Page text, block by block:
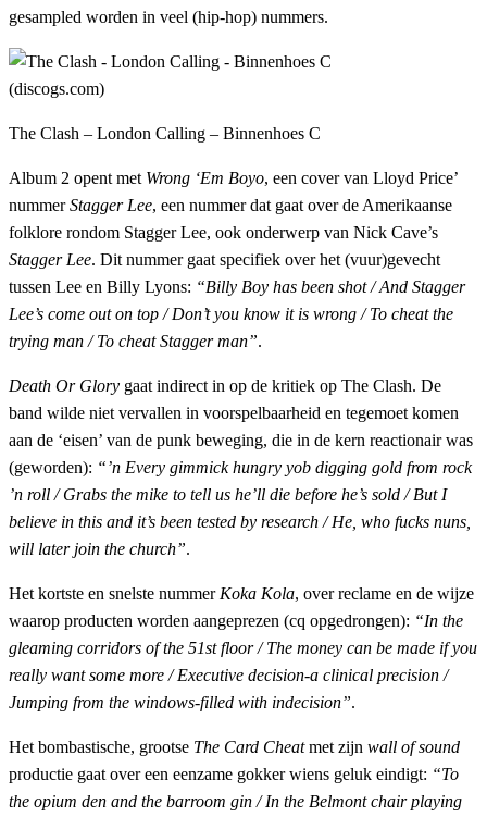
gesampled worden in veel (hip-hop) nummers.
The Clash – London Calling – Binnenhoes C
Album 2 opent met Wrong ‘Em Boyo, een cover van Lloyd Price’
nummerStagger Lee, een nummer dat gaat over de Amerikaanse
folklore rondom Stagger Lee, ook onderwerp van Nick Cave’s
Stagger Lee. Dit nummer gaat specifiek over het (vuur)gevecht
tussen Lee en Billy Lyons: “Billy Boy has been shot / And Stagger
Lee’s come out on top / Don’t you know it is wrong / To cheat the
trying man / To cheat Stagger man”.
Death Or Glory gaat indirect in op de kritiek op The Clash. De
band wilde niet vervallen in voorspelbaarheid en tegemoet komen
aan de ‘eisen’ van de punk beweging, die in de kern reactionair was
(geworden): “’n Every gimmick hungry yob digging gold from rock
’n roll / Grabs the mike to tell us he’ll die before he’s sold / But I
believe in this and it’s been tested by research / He, who fucks nuns,
will later join the church”.
Het kortste en snelste nummer Koka Kola, over reclame en de wijze
waarop producten worden aangeprezen (cq opgedrongen): “In the
gleaming corridors of the 51st floor / The money can be made if you
really want some more / Executive decision-a clinical precision /
Jumping from the windows-filled with indecision”.
Het bombastische, grootse The Card Cheatmet zijn wall of sound
productie gaat over een eenzame gokker wiens geluk eindigt: “To
the opium den and the barroom gin / In the Belmont chair playing